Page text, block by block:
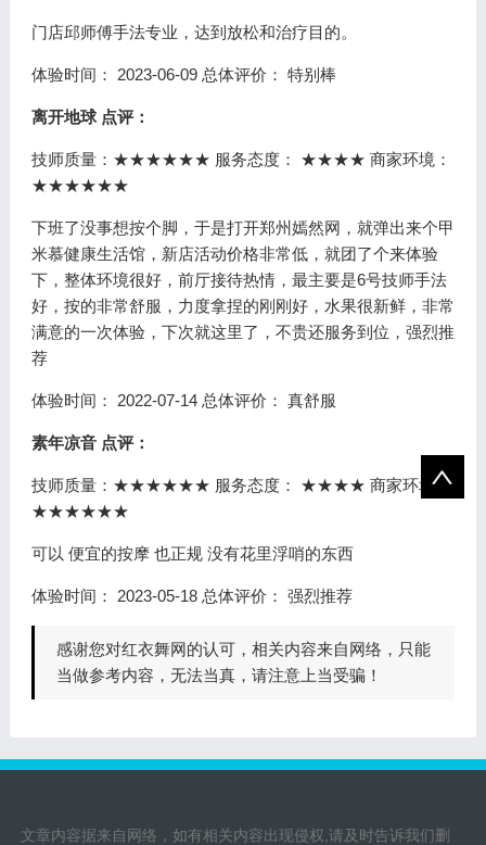
门店邱师傅手法专业，达到放松和治疗目的。
体验时间： 2023-06-09 总体评价： 特别棒
离开地球 点评：
技师质量： ★★★★★★ 服务态度： ★★★★ 商家环境：
★★★★★★
下班了没事想按个脚，于是打开郑州嫣然网，就弹出来个甲
米慕健康生活馆，新店活动价格非常低，就团了个来体验
下，整体环境很好，前厅接待热情，最主要是6号技师手法
好，按的非常舒服，力度拿捏的刚刚好，水果很新鲜，非常
满意的一次体验，下次就这里了，不贵还服务到位，强烈推
荐
体验时间： 2022-07-14 总体评价： 真舒服
素年凉音 点评：
技师质量： ★★★★★★ 服务态度： ★★★★ 商家环境：
★★★★★★
可以 便宜的按摩 也正规 没有花里浮哨的东西
体验时间： 2023-05-18 总体评价： 强烈推荐
感谢您对红衣舞网的认可，相关内容来自网络，只能
当做参考内容，无法当真，请注意上当受骗！
文章内容据来自网络，如有相关内容出现侵权,请及时告诉我们删